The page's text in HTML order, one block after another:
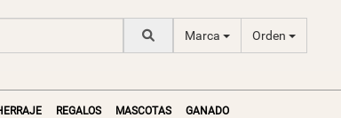
Marca Orden
REGALOS MASCOTAS GANADO